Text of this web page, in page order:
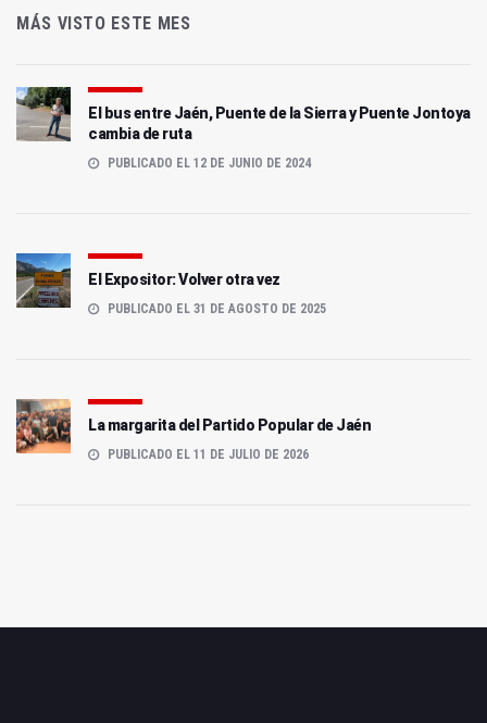
MÁS VISTO ESTE MES
El bus entre Jaén, Puente de la Sierra y Puente Jontoya
cambia de ruta
PUBLICADO EL 12 DE JUNIO DE 2024
El Expositor: Volver otra vez
PUBLICADO EL 31 DE AGOSTO DE 2025
La margarita del Partido Popular de Jaén
PUBLICADO EL 11 DE JULIO DE 2026